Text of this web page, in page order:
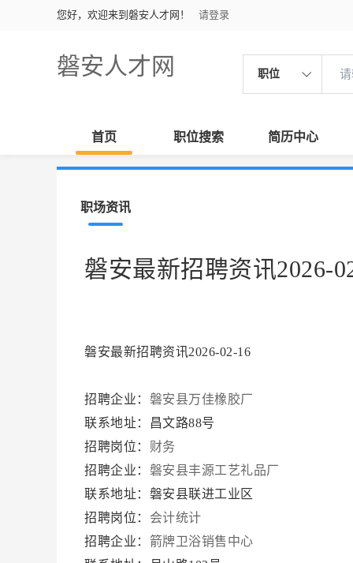
您好，欢迎来到磐安人才网！ 请登录
磐安人才网 职位
首页 职位搜索 简历中心
职场资讯
磐安最新招聘资讯2026-
磐安最新招聘资讯2026-02-16
招聘企业： 磐安县万佳橡胶厂
联系地址：昌文路88号
招聘岗位： 财务
招聘企业： 磐安县丰源工艺礼品厂
联系地址：磐安县联进工业区
招聘岗位： 会计统计
招聘企业： 箭牌卫浴销售中心